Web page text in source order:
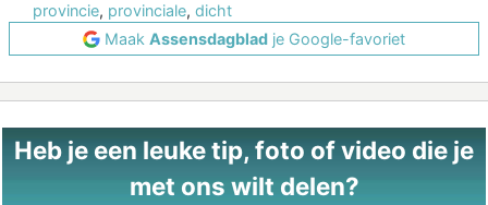
provincie, provinciale, dicht
Maak Assensdagblad je Google-favoriet
Heb je een leuke tip, foto of video die je
met ons wilt delen?